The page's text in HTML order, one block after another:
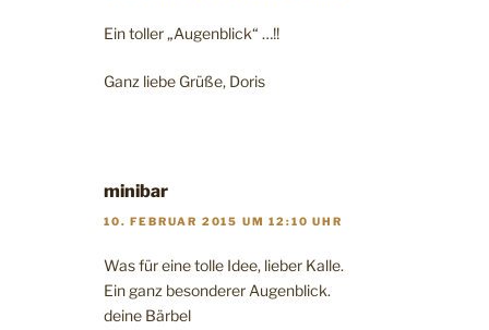
Ein toller „Augenblick“ …!!
Ganz liebe Grüße, Doris
minibar
10. FEBRUAR 2015 UM 12:10 UHR
Was für eine tolle Idee, lieber Kalle.
Ein ganz besonderer Augenblick.
deine Bärbel